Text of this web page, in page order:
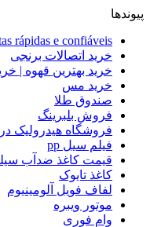
پیوندها
rápidas e confiáveis
خرید اتصالات برنجی
خرید بهترین قهوه |
خرید مس
صندوق طلا
فروش بلبرینگ
فروشگاه هیدرولیک
فیلم سیل pp
قیمت کاغذ ضدآب
کاغذ تایوک
لفاف فویل آلومینیوم
موتور ویبره
وام فوری